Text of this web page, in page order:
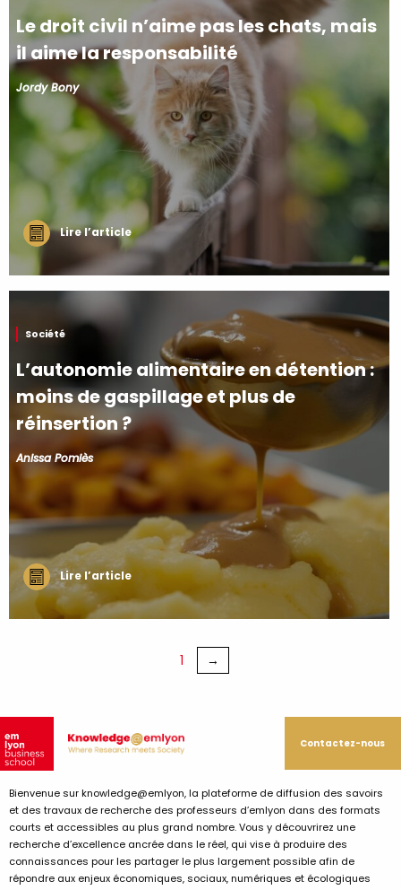
Le droit civil n’aime pas les chats, mais
il aime la responsabilité
Jordy Bony
Lire l’article
Société
L’autonomie alimentaire en détention :
moins de gaspillage et plus de
réinsertion ?
Anissa Pomiès
Lire l’article
1
Contactez-nous
Bienvenue sur knowledge@emlyon, la plateforme de diffusion des savoirs
et des travaux de recherche des professeurs d’emlyon dans des formats
courts et accessibles au plus grand nombre. Vous y découvrirez une
recherche d’excellence ancrée dans le réel, qui vise à produire des
connaissances pour les partager le plus largement possible afin de
répondre aux enjeux économiques, sociaux, numériques et écologiques